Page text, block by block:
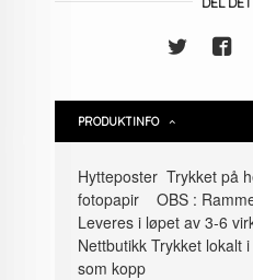
PRODUKTINFO
Hytteposter Trykket på
fotopapir OBS :
Leveres i løpet av 3-6
Nettbutikk Trykket lokalt
som kopp